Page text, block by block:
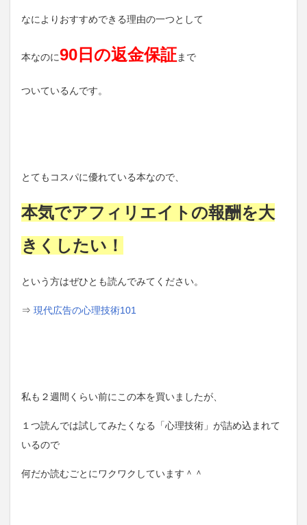
なによりおすすめできる理由の一つとして
本なのに90日の返金保証まで
ついているんです。
とてもコスパに優れている本なので、
本気でアフィリエイトの報酬を大
きくしたい！
という方はぜひとも読んでみてください。
⇒ 現代広告の心理技術101
私も２週間くらい前にこの本を買いましたが、
１つ読んでは試してみたくなる「心理技術」が詰め込まれて
いるので
何だか読むごとにワクワクしています＾＾